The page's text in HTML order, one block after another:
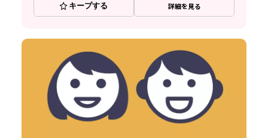
キープする 詳細を見る